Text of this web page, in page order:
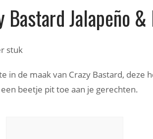
Bastard Jalapeño &
stuk
in de maak van Crazy Bastard, deze
beetje pit toe aan je gerechten.